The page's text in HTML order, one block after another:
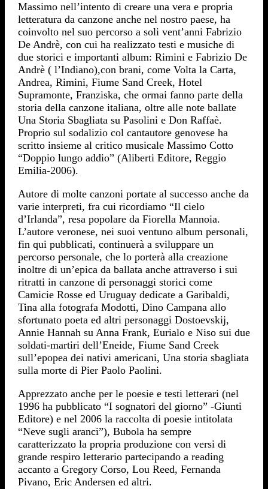
Massimo nell’intento di creare una vera e propria
letteratura da canzone anche nel nostro paese, ha
coinvolto nel suo percorso a soli vent’anni Fabrizio
De Andrè, con cui ha realizzato testi e musiche di
due storici e importanti album: Rimini e Fabrizio De
Andrè ( l’Indiano),con brani, come Volta la Carta,
Andrea, Rimini, Fiume Sand Creek, Hotel
Supramonte, Franziska, che ormai fanno parte della
storia della canzone italiana, oltre alle note ballate
Una Storia Sbagliata su Pasolini e Don Raffaè.
Proprio sul sodalizio col cantautore genovese ha
scritto insieme al critico musicale Massimo Cotto
“Doppio lungo addio” (Aliberti Editore, Reggio
Emilia-2006).
Autore di molte canzoni portate al successo anche da
varie interpreti, fra cui ricordiamo “Il cielo
d’Irlanda”, resa popolare da Fiorella Mannoia.
L’autore veronese, nei suoi ventuno album personali,
fin qui pubblicati, continuerà a sviluppare un
percorso personale, che lo porterà alla creazione
inoltre di un’epica da ballata anche attraverso i sui
ritratti in canzone di personaggi storici come
Camicie Rosse ed Uruguay dedicate a Garibaldi,
Tina alla fotografa Modotti, Dino Campana allo
sfortunato poeta ed altri personaggi Dostoevskij,
Annie Hannah su Anna Frank, Eurialo e Niso sui due
soldati-martiri dell’Eneide, Fiume Sand Creek
sull’epopea dei nativi americani, Una storia sbagliata
sulla morte di Pier Paolo Paolini.
Apprezzato anche per le poesie e testi letterari (nel
1996 ha pubblicato “I sognatori del giorno” -Giunti
Editore) e nel 2006 la raccolta di poesie intitolata
“Neve sugli aranci”), Bubola ha sempre
caratterizzato la propria produzione con versi di
grande respiro letterario partecipando a reading
accanto a Gregory Corso, Lou Reed, Fernanda
Pivano, Eric Andersen ed altri.